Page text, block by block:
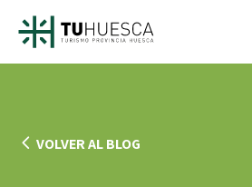
VOLVER AL BLOG